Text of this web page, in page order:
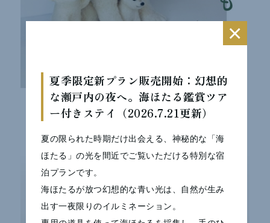
×
夏季限定新プラン販売開始：幻想的
な瀬戸内の夜へ。海ほたる鑑賞ツア
ー付きステイ（2026.7.21更新）
夏の限られた時期だけ出会える、神秘的な「海
ほたる」の光を間近でご覧いただける特別な宿
泊プランです。
海ほたるが放つ幻想的な青い光は、自然が生み
出す一夜限りのイルミネーション。